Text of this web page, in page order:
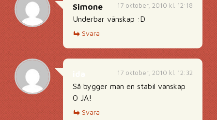
17 oktober, 2010 kl. 12:18
Simone
Underbar vänskap :D
Svara
17 oktober, 2010 kl. 12:32
Så bygger man en stabil vänskap
O JA!
Svara